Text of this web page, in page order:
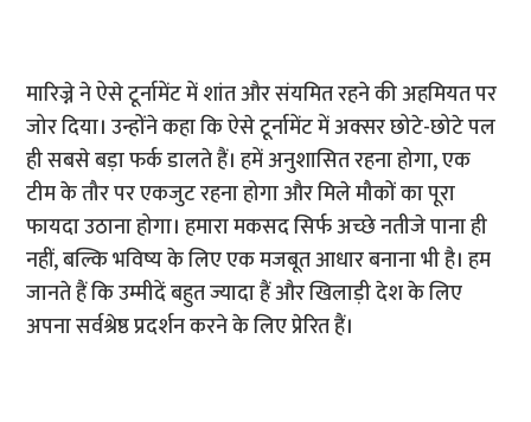
मारिज्ने ने ऐसे टूर्नामेंट में शांत और संयमित रहने की अहमियत पर
जोर दिया। उन्होंने कहा कि ऐसे टूर्नामेंट में अक्सर छोटे-छोटे पल
ही सबसे बड़ा फर्क डालते हैं। हमें अनुशासित रहना होगा, एक
टीम के तौर पर एकजुट रहना होगा और मिले मौकों का पूरा
फायदा उठाना होगा। हमारा मकसद सिर्फ अच्छे नतीजे पाना ही
नहीं, बल्कि भविष्य के लिए एक मजबूत आधार बनाना भी है। हम
जानते हैं कि उम्मीदें बहुत ज्यादा हैं और खिलाड़ी देश के लिए
अपना सर्वश्रेष्ठ प्रदर्शन करने के लिए प्रेरित हैं।